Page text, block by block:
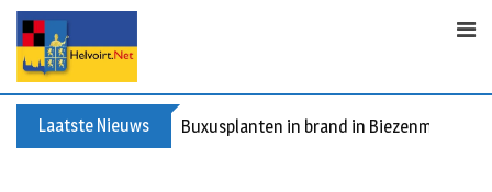
p
Laatste Nieuws Buxusplanten in brand in Biezenmortel,